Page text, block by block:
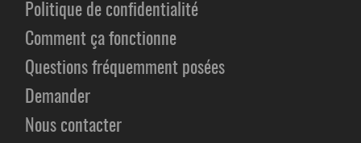
Politique de confidentialité
Comment ça fonctionne
Questions fréquemment posées
Demander
Nous contacter